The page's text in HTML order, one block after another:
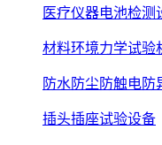
医疗仪器电池检测
材料环境力学试验
防水防尘防触电防
插头插座试验设备